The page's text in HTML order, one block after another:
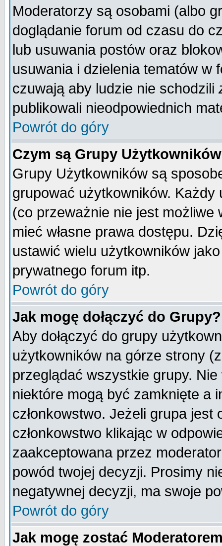
Moderatorzy są osobami (albo
doglądanie forum od czasu do
lub usuwania postów oraz
usuwania i dzielenia tematów w
czuwają aby ludzie nie schodzili
publikowali nieodpowiednich
Powrót do góry
Czym są Grupy
Grupy Użytkowników są
grupować użytkowników.
(co przeważnie nie jest
mieć własne prawa dostępu.
ustawić wielu użytkowników
prywatnego forum itp.
Powrót do góry
Jak mogę dołączyć do Grupy?
Aby dołączyć do grupy
użytkowników na górze strony
przeglądać wszystkie grupy.
niektóre mogą być zamknięte a
członkowstwo. Jeżeli grupa
członkowstwo klikając w
zaakceptowana przez
powód twojej decyzji. Prosimy
negatywnej decyzji, ma swoje
Powrót do góry
Jak mogę zostać